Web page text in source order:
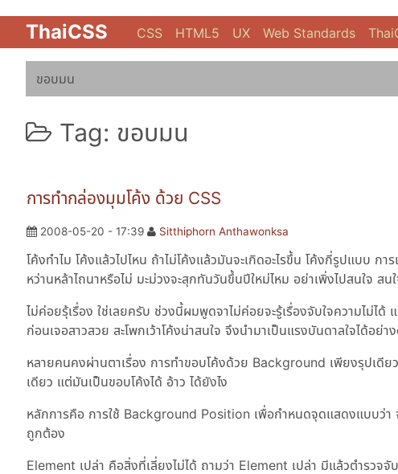
ThaiCSS CSS HTML5 UX Web Standards
ขอบมน
Tag: ขอบมน
การทำกล่องมุมโค้ง ด้วย CSS
2008-05-20 - 17:39 Sitthiphorn Anthawonksa
โค้งทำไม โค้งแล้วไปไหน ถ้าไม่โค้งแล้วมันจะเกิดอะไรขึ้น โค้งกี่รูปแบบ
หว่านหล้าไถนาหรือไม่ มะม่วงจะสุกทันวันขึ้นปีใหม่ไหม อย่าเพิ่งไปสนใจ
ไม่ค่อยรุ้เรื่อง ใช่เลยครับ ช่วงนี้ผมพูดจาไม่ค่อยจะรู้เรื่องจับใจความไม่
ก่อนเจอสาวสวย สะโพกเว้าโค้งน่าสนใจ จึงนำมาเป็นแรงบันดาลใจได้อย่า
หลายคนคงผ่านตาเรื่อง การทำขอบโค้งด้วย Background เพียงรุปเดี
เดียว แต่มันเป็นขอบโค้งได้ อ้าว ได้ยังไง
หลักการคือ การใช้ Background Position เพื่อกำหนดจุดแสดงแบบว่
ถูกต้อง
Element เปล่า คือสิ่งที่เลี่ยงไม่ได้ ถามว่า Element เปล่า มีแล้วตำรวจ